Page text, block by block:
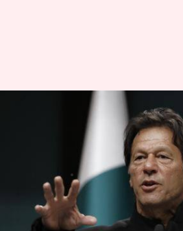
आतंकवाद पर
करारा झटका, FATF के
रहेगा बरकरार
भारत शर्मा Feb 21, 2020 03:56 pm
क्या है खबर?